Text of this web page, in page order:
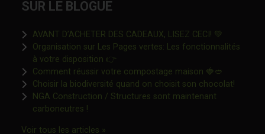
SUR LE BLOGUE
AVANT D’ACHETER DES CADEAUX, LISEZ CECI! 💚
Organisation sur Les Pages vertes: Les fonctionnalités
à votre disposition 👉Ce lien s'ouvrira dans une nouvelle
Comment réussir votre compostage maison 🍓🥙
Choisir la biodiversité quand on choisit son chocolat!Ce lien
NGA Construction / Structures sont maintenant
carboneutres !Ce lien s'ouvrira dans une nouvelle fenêtre"
Voir tous les articles »Ce lien s'ouvrira dans une nouvelle